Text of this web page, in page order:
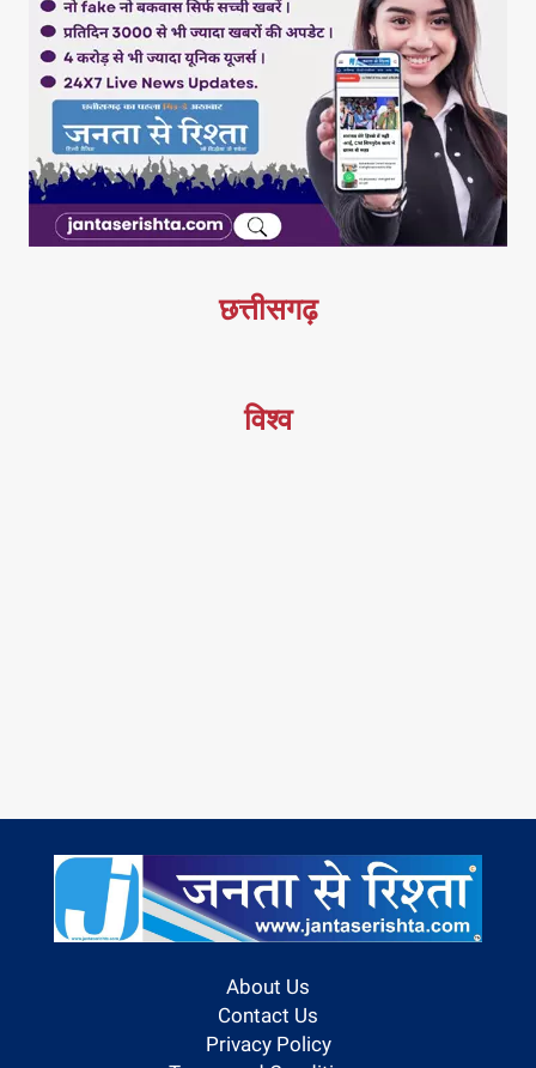
छत्तीसगढ़
विश्व
About Us
Contact Us
Privacy Policy